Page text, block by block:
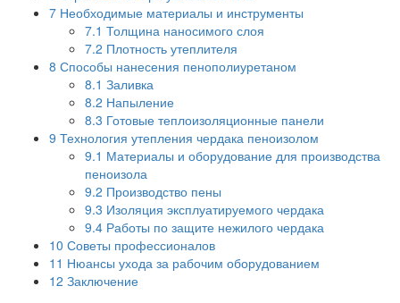
7 Необходимые материалы и инструменты
7.1 Толщина наносимого слоя
7.2 Плотность утеплителя
8 Способы нанесения пенополиуретаном
8.1 Заливка
8.2 Напыление
8.3 Готовые теплоизоляционные панели
9 Технология утепления чердака пеноизолом
9.1 Материалы и оборудование для производства
пеноизола
9.2 Производство пены
9.3 Изоляция эксплуатируемого чердака
9.4 Работы по защите нежилого чердака
10 Советы профессионалов
11 Нюансы ухода за рабочим оборудованием
12 Заключение